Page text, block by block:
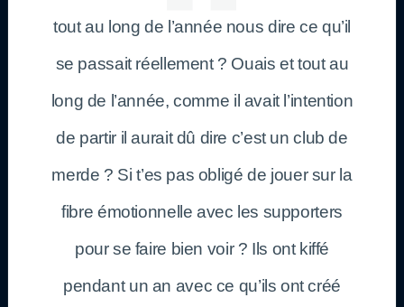
tout au long de l’année nous dire ce qu’il
se passait réellement ? Ouais et tout au
long de l’année, comme il avait l’intention
de partir il aurait dû dire c’est un club de
merde ? Si t’es pas obligé de jouer sur la
fibre émotionnelle avec les supporters
pour se faire bien voir ? Ils ont kiffé
pendant un an avec ce qu’ils ont créé